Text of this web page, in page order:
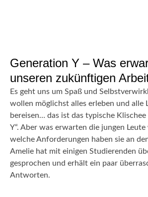
Generation Y – Was
unseren zukünftigen
Es geht uns um Spaß und
wollen möglichst alles erleben und alle
bereisen… das ist das typische Klischee
Y“. Aber was erwarten die jungen
welche Anforderungen haben sie an
Amelie hat mit einigen Studierenden
gesprochen und erhält ein paar
Antworten.